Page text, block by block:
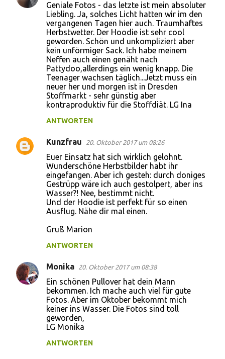
Geniale Fotos - das letzte ist mein absoluter
Liebling. Ja, solches Licht hatten wir im den
vergangenen Tagen hier auch. Traumhaftes
Herbstwetter. Der Hoodie ist sehr cool
geworden. Schön und unkompliziert aber
kein unförmiger Sack. Ich habe meinem
Neffen auch einen genäht nach
Pattydoo,allerdings ein wenig knapp. Die
Teenager wachsen täglich...Jetzt muss ein
neuer her und morgen ist in Dresden
Stoffmarkt - sehr günstig aber
kontraproduktiv für die Stoffdiät. LG Ina
ANTWORTEN
Kunzfrau 20. Oktober 2017 um 08:26
Euer Einsatz hat sich wirklich gelohnt.
Wunderschöne Herbstbilder habt ihr
eingefangen. Aber ich gesteh: durch doniges
Gestrüpp wäre ich auch gestolpert, aber ins
Wasser?! Nee, bestimmt nicht.
Und der Hoodie ist perfekt für so einen
Ausflug. Nähe dir mal einen.
Gruß Marion
ANTWORTEN
Monika 20. Oktober 2017 um 08:38
Ein schönen Pullover hat dein Mann
bekommen. Ich mache auch viel für gute
Fotos. Aber im Oktober bekommt mich
keiner ins Wasser. Die Fotos sind toll
geworden,
LG Monika
ANTWORTEN